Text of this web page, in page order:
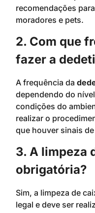
recomendações
moradores e pets.
2. Com que
fazer a
A frequência da
dependendo do
condições do
realizar o
que houver sinais
3. A limpeza
obrigatória?
Sim, a limpeza de
legal e deve ser